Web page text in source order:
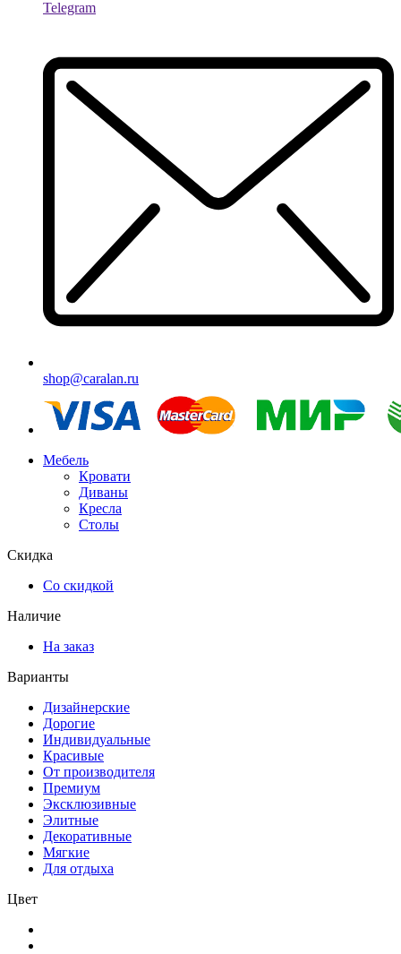
Telegram
shop@caralan.ru
Мебель
Кровати
Диваны
Кресла
Столы
Скидка
Со скидкой
Наличие
На заказ
Варианты
Дизайнерские
Дорогие
Индивидуальные
Красивые
От производителя
Премиум
Эксклюзивные
Элитные
Декоративные
Мягкие
Для отдыха
Цвет